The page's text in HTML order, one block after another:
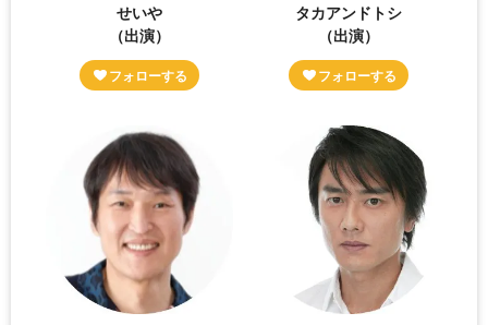
せいや
（出演）
タカアンドトシ
（出演）